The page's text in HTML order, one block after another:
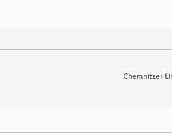
Chemnitzer